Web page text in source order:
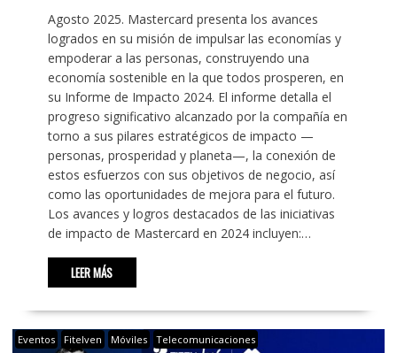
Agosto 2025. Mastercard presenta los avances
logrados en su misión de impulsar las economías y
empoderar a las personas, construyendo una
economía sostenible en la que todos prosperen, en
su Informe de Impacto 2024. El informe detalla el
progreso significativo alcanzado por la compañía en
torno a sus pilares estratégicos de impacto —
personas, prosperidad y planeta—, la conexión de
estos esfuerzos con sus objetivos de negocio, así
como las oportunidades de mejora para el futuro.
Los avances y logros destacados de las iniciativas
de impacto de Mastercard en 2024 incluyen:…
LEER MÁS
Eventos Fitelven Móviles Telecomunicaciones